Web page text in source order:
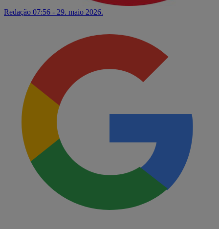
Redação 07:56 - 29. maio 2026.